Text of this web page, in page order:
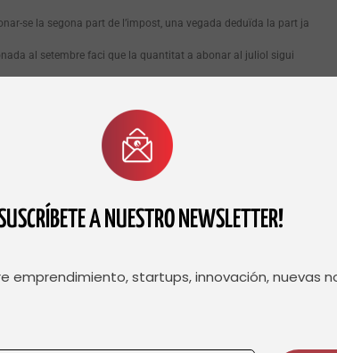
se la segona part de l’impost, una vegada deduïda la part ja
al setembre faci que la quantitat a abonar al juliol sigui
només és un exemple dels seus nombrosos avantatges
Andorra és igual o més complex que en altres països, alguna
Mèxic, comptant amb una extensa experiència en tots els
a aconseguir finançament per al teu negoci.
Delvy estarem encantats d’ajudar-te.
A NUESTRO NEWSLETTER!
emprendimiento, startups, innovación, nuevas